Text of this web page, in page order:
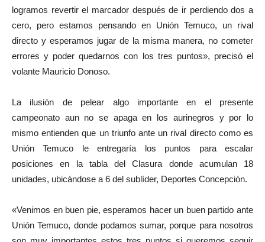
logramos revertir el marcador después de ir perdiendo dos a
cero, pero estamos pensando en Unión Temuco, un rival
directo y esperamos jugar de la misma manera, no cometer
errores y poder quedarnos con los tres puntos», precisó el
volante Mauricio Donoso.
La ilusión de pelear algo importante en el presente
campeonato aun no se apaga en los aurinegros y por lo
mismo entienden que un triunfo ante un rival directo como es
Unión Temuco le entregaría los puntos para escalar
posiciones en la tabla del Clasura donde acumulan 18
unidades, ubicándose a 6 del sublíder, Deportes Concepción.
«Venimos en buen pie, esperamos hacer un buen partido ante
Unión Temuco, donde podamos sumar, porque para nosotros